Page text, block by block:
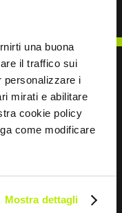
una buona
il traffico sui
personalizzare i
mirati e abilitare
cookie policy
come modificare
Mostra dettagli
SCRIVICI